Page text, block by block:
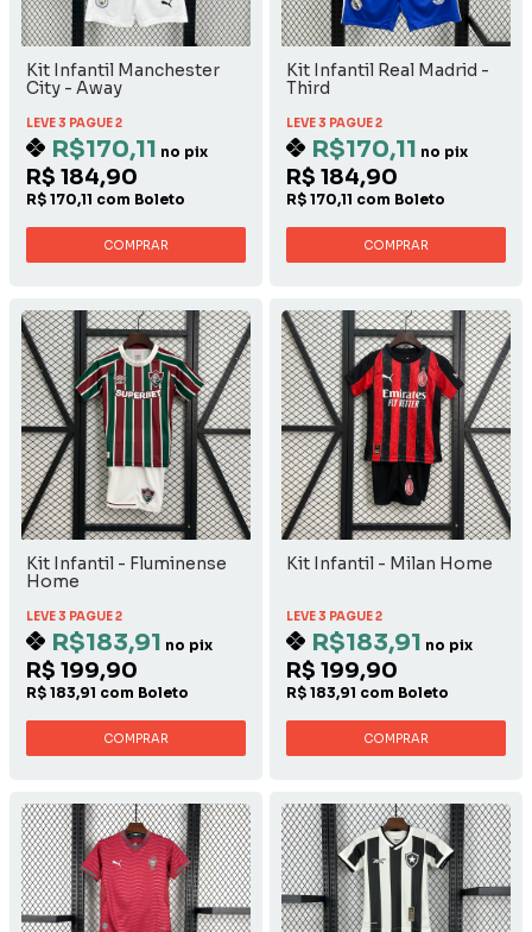
Kit Infantil Manchester
City - Away
LEVE 3 PAGUE 2
R$170,11 no pix
R$ 184,90
R$ 170,11 com Boleto
COMPRAR
Kit Infantil Real Madrid -
Third
LEVE 3 PAGUE 2
R$170,11 no pix
R$ 184,90
R$ 170,11 com Boleto
COMPRAR
Kit Infantil - Fluminense
Home
LEVE 3 PAGUE 2
R$183,91 no pix
R$ 199,90
R$ 183,91 com Boleto
COMPRAR
Kit Infantil - Milan Home
LEVE 3 PAGUE 2
R$183,91 no pix
R$ 199,90
R$ 183,91 com Boleto
COMPRAR